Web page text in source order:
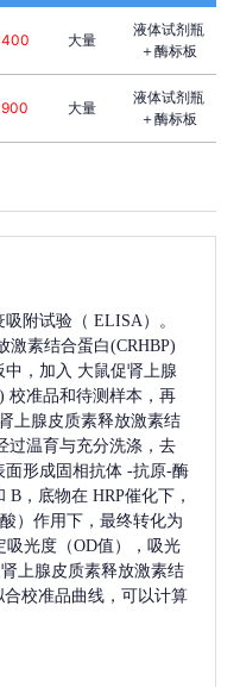
大量
液体试剂瓶
＋酶标板
大量
液体试剂瓶
＋酶标板
附试验（ ELISA）。
激素结合蛋白(CRHBP)
，加入 大鼠促肾上腺
校准品和待测样本，再
上腺皮质素释放激素结
过温育与充分洗涤，去
面形成固相抗体 -抗原-酶
，底物在 HRP催化下，
）作用下，最终转化为
吸光度（OD值），吸光
上腺皮质素释放激素结
校准品曲线，可以计算